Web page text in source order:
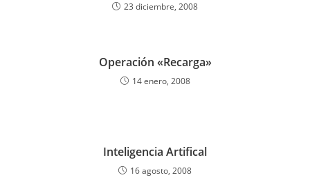
23 diciembre, 2008
Operación «Recarga»
14 enero, 2008
Inteligencia Artifical
16 agosto, 2008